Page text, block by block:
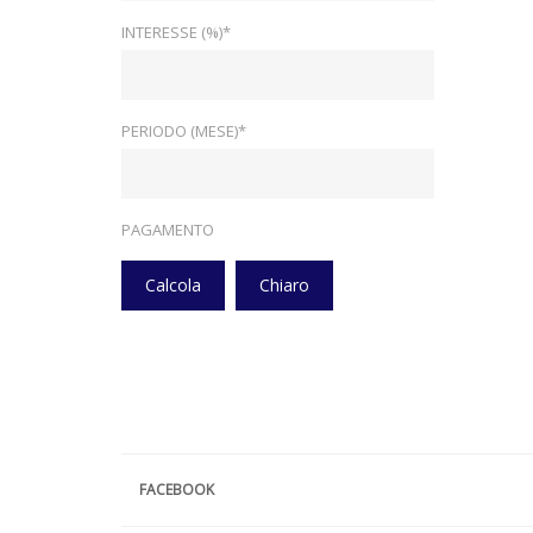
INTERESSE (%)*
PERIODO (MESE)*
PAGAMENTO
Calcola Chiaro
FACEBOOK